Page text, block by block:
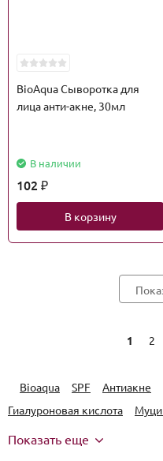
BioAqua Сыворотка для
лица анти-акне, 30мл
В наличии
102 ₽
В корзину
1 2
Bioaqua SPF Антиакне
Гиалуроновая кислота
Показать еще